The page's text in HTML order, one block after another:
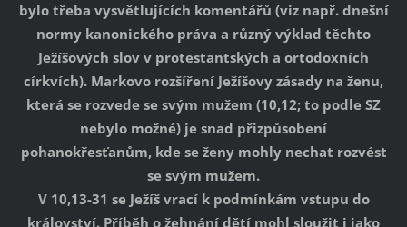
bylo třeba vysvětlujících komentářů (viz např. dnešní
normy kanonického práva a různý výklad těchto
Ježíšových slov v protestantských a ortodoxních
církvích). Markovo rozšíření Ježíšovy zásady na ženu,
která se rozvede se svým mužem (10,12; to podle SZ
nebylo možné) je snad přizpůsobení
pohanokřesťanům, kde se ženy mohly nechat rozvést
se svým mužem.
V 10,13-31 se Ježíš vrací k podmínkám vstupu do
království. Příběh o žehnání dětí mohl sloužit i jako